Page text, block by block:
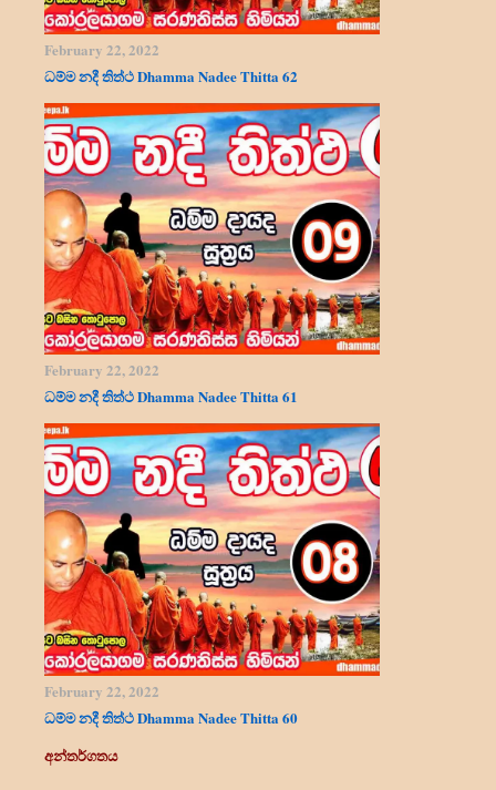
February 22, 2022
ධම්ම නදී තිත්ථ Dhamma Nadee Thitta 62
February 22, 2022
ධම්ම නදී තිත්ථ Dhamma Nadee Thitta 61
February 22, 2022
ධම්ම නදී තිත්ථ Dhamma Nadee Thitta 60
අන්තර්ගතය